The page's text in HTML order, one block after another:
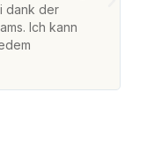
dank der
Ich kann